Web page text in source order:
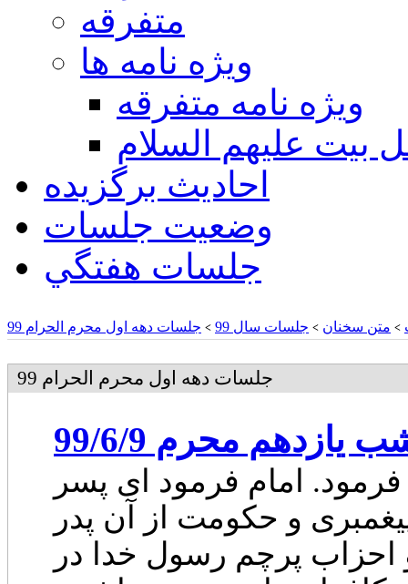
متفرقه
ويژه نامه ها
ويژه نامه متفرقه
بيت عليهم السلام
احادیث برگزیده
وضعیت جلسات
جلسات هفتگي
> متن سخنان > جلسات سال 99 > جلسات دهه اول محرم الحرام 99
جلسات دهه اول محرم الحرام 99
یازدهم محرم 99/6/9
امام فرمود ای پسر
و حکومت از آن پدر
احزاب پرچم رسول خدا در